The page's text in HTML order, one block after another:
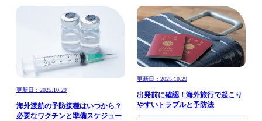
更新日：2025.10.29
海外渡航の予防接種はいつから？
必要なワクチンと準備スケジュー
更新日：2025.10.29
出発前に確認！海外旅行で起こり
やすいトラブルと予防法